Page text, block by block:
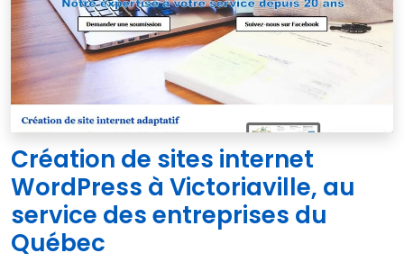
Création de sites internet
WordPress à Victoriaville, au
service des entreprises du
Québec